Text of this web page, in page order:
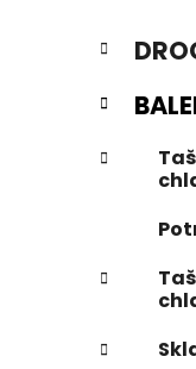
P
s
r
í
a
Přeskočit
K
a
t
e
o